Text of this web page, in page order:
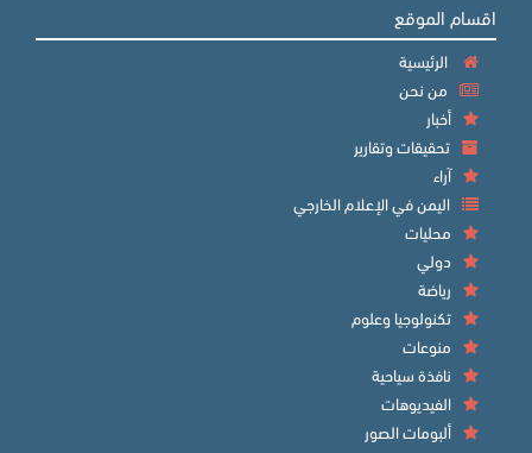
اقسام الموقع
الرئيسية
من نحن
أخبار
تحقيقات وتقارير
آراء
اليمن في الإعلام الخارجي
محليات
دولي
رياضة
تكنولوجيا وعلوم
منوعات
نافذة سياحية
الفيديوهات
ألبومات الصور